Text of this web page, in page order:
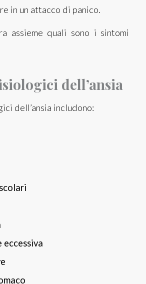
in un attacco di panico.
assieme quali sono i sintomi
dell’ansia
dell’ansia includono:
eccessiva